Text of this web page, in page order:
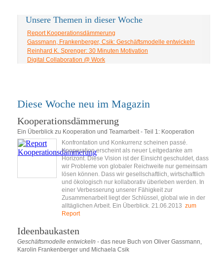
Unsere Themen in dieser Woche
Report Kooperationsdämmerung
Gassmann, Frankenberger, Csik: Geschäftsmodelle entwickeln
Reinhard K. Sprenger: 30 Minuten Motivation
Digital Collaboration @ Work
Diese Woche neu im Magazin
Kooperationsdämmerung
Ein Überblick zu Kooperation und Teamarbeit - Teil 1: Kooperation
Konfrontation und Konkurrenz scheinen passé.
Kooperation erscheint als neuer Leitgedanke am
Horizont. Diese Vision ist der Einsicht geschuldet, dass
wir Probleme von globaler Reichweite nur gemeinsam
lösen können. Dass wir gesellschaftlich, wirtschaftlich
und ökologisch nur kollaborativ überleben werden. In
einer Verbesserung unserer Fähigkeit zur
Zusammenarbeit liegt der Schlüssel, global wie in der
alltäglichen Arbeit. Ein Überblick. 21.06.2013 zum
Report
Ideenbaukasten
Geschäftsmodelle entwickeln - das neue Buch von Oliver Gassmann,
Karolin Frankenberger und Michaela Csik